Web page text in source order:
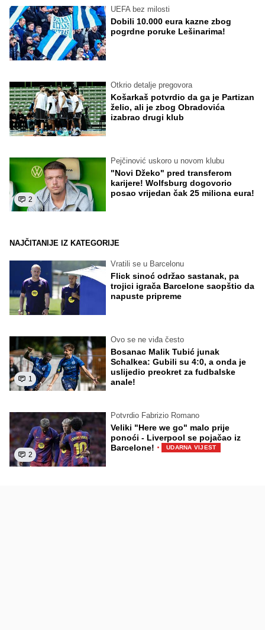
UEFA bez milosti
Dobili 10.000 eura kazne zbog
pogrdne poruke Lešinarima!
Otkrio detalje pregovora
Košarkaš potvrdio da ga je Partizan
želio, ali je zbog Obradovića
izabrao drugi klub
2
Pejčinović uskoro u novom klubu
"Novi Džeko" pred transferom
karijere! Wolfsburg dogovorio
posao vrijedan čak 25 miliona eura!
NAJČITANIJE IZ KATEGORIJE
Vratili se u Barcelonu
Flick sinoć održao sastanak, pa
trojici igrača Barcelone saopštio da
napuste pripreme
1
Ovo se ne viđa često
Bosanac Malik Tubić junak
Schalkea: Gubili su 4:0, a onda je
uslijedio preokret za fudbalske
anale!
2
Potvrdio Fabrizio Romano
Veliki "Here we go" malo prije
ponoći - Liverpool se pojačao iz
Barcelone! · UDARNA VIJEST